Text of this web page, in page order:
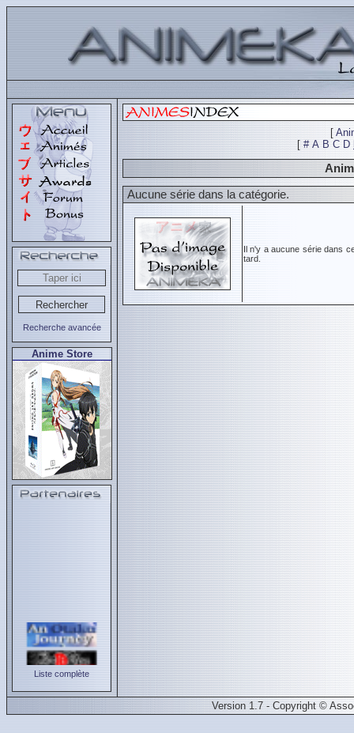
Recherche avancée
Anime Store
Liste complète
[
[ # A B C D
Aucune série dans la catégorie.
Il n'y a aucune série dans
tard.
Version 1.7 - Copyright ©